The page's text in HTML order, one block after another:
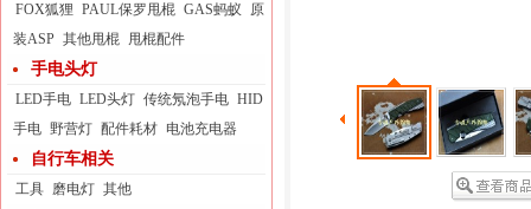
FOX狐狸 PAUL保罗甩棍 GAS蚂蚁
原
装ASP 其他甩棍 甩棍配件
手电头灯
LED手电 LED头灯 传统氖泡手电 HID
手电 野营灯 配件耗材 电池充电器
自行车相关
工具 磨电灯 其他